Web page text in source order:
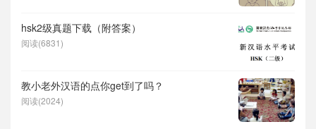
hsk2级真题下载（附答案）
阅读(6831)
教小老外汉语的点你get到了吗？
阅读(2024)